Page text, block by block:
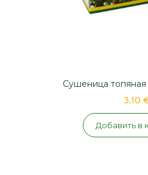
Сушеница топяная
3,10
Добавить в